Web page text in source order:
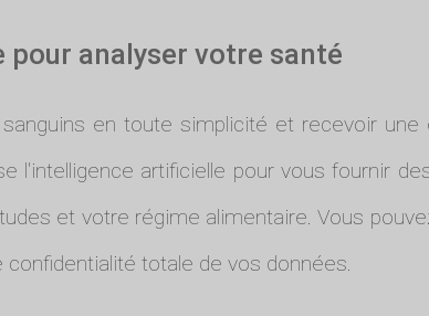
pour analyser votre santé
en toute simplicité et recevoir une
artificielle pour vous fournir
et votre régime alimentaire. Vous
totale de vos données.